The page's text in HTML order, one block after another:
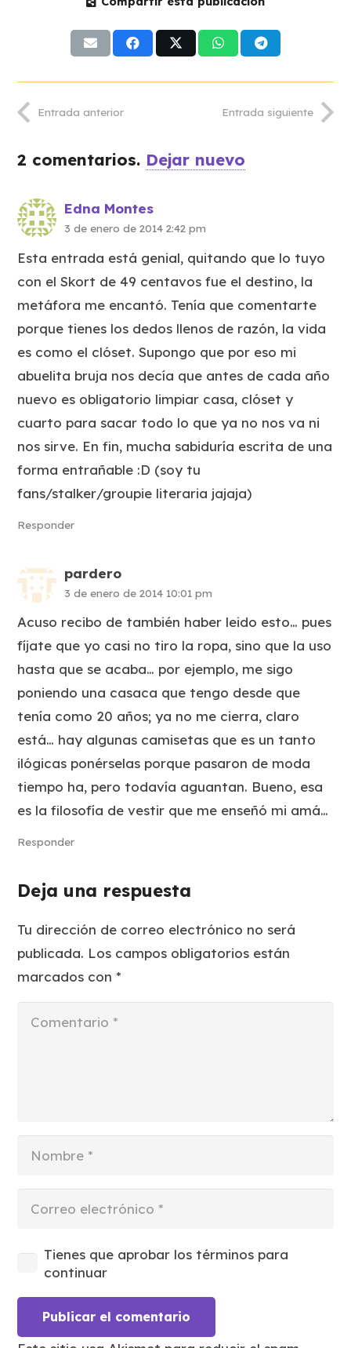
Entrada anterior Entrada siguiente
2 comentarios. Dejar nuevo
Edna Montes
3 de enero de 2014 2:42 pm
Esta entrada está genial, quitando que lo tuyo
con el Skort de 49 centavos fue el destino, la
metáfora me encantó. Tenía que comentarte
porque tienes los dedos llenos de razón, la vida
es como el clóset. Supongo que por eso mi
abuelita bruja nos decía que antes de cada año
nuevo es obligatorio limpiar casa, clóset y
cuarto para sacar todo lo que ya no nos va ni
nos sirve. En fin, mucha sabiduría escrita de una
forma entrañable :D (soy tu
fans/stalker/groupie literaria jajaja)
Responder
pardero
3 de enero de 2014 10:01 pm
Acuso recibo de también haber leido esto… pues
fíjate que yo casi no tiro la ropa, sino que la uso
hasta que se acaba… por ejemplo, me sigo
poniendo una casaca que tengo desde que
tenía como 20 años; ya no me cierra, claro
está… hay algunas camisetas que es un tanto
ilógicas ponérselas porque pasaron de moda
tiempo ha, pero todavía aguantan. Bueno, esa
es la filosofía de vestir que me enseñó mi amá…
Responder
Deja una respuesta
Tu dirección de correo electrónico no será
publicada. Los campos obligatorios están
marcados con*
Tienes que aprobar los términos para
continuar
Publicar el comentario